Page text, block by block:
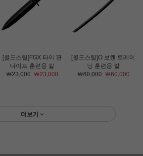
[콜드스틸]FGX 타이 판
나이프 훈련용 칼
￦23,000￦23,000
[콜드스틸]O 보켄 트레이
닝 훈련용 칼
￦60,000￦60,000
더보기